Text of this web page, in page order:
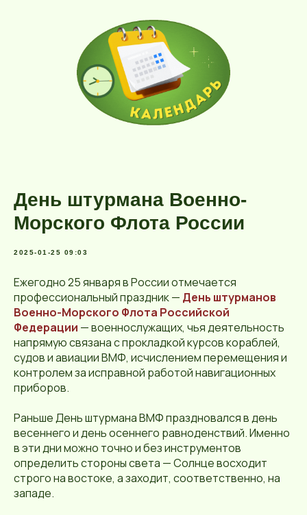
День штурмана Военно-
Морского Флота России
2025-01-25 09:03
Ежегодно 25 января в России отмечается
профессиональный праздник — День штурманов
Военно-Морского Флота Российской
Федерации — военнослужащих, чья деятельность
напрямую связана с прокладкой курсов кораблей,
судов и авиации ВМФ, исчислением перемещения и
контролем за исправной работой навигационных
приборов.
Раньше День штурмана ВМФ праздновался в день
весеннего и день осеннего равноденствий. Именно
в эти дни можно точно и без инструментов
определить стороны света — Солнце восходит
строго на востоке, а заходит, соответственно, на
западе.